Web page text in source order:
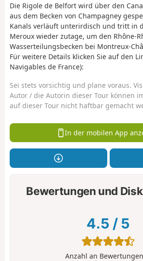
Die Rigole de Belfort wird über den
aus dem Becken von Champagney
Kanals verläuft unterirdisch und tritt in
Meroux wieder zutage, um den Rhône-
Wasserteilungsbecken bei Montreux-
Für weitere Details klicken Sie auf den
Navigables de France):
Sei stets vorsichtig und plane voraus.
Autor / die Autorin dieser Tour können
auf dieser Tour nicht haftbar gemacht
In der mobilen App
Bewertungen und
4.5 / 5
Anzahl an